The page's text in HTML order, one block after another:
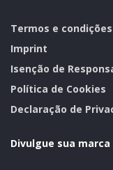
Termos e
Imprint
Isenção de
Política de Cookies
Declaração de
Divulgue sua marca